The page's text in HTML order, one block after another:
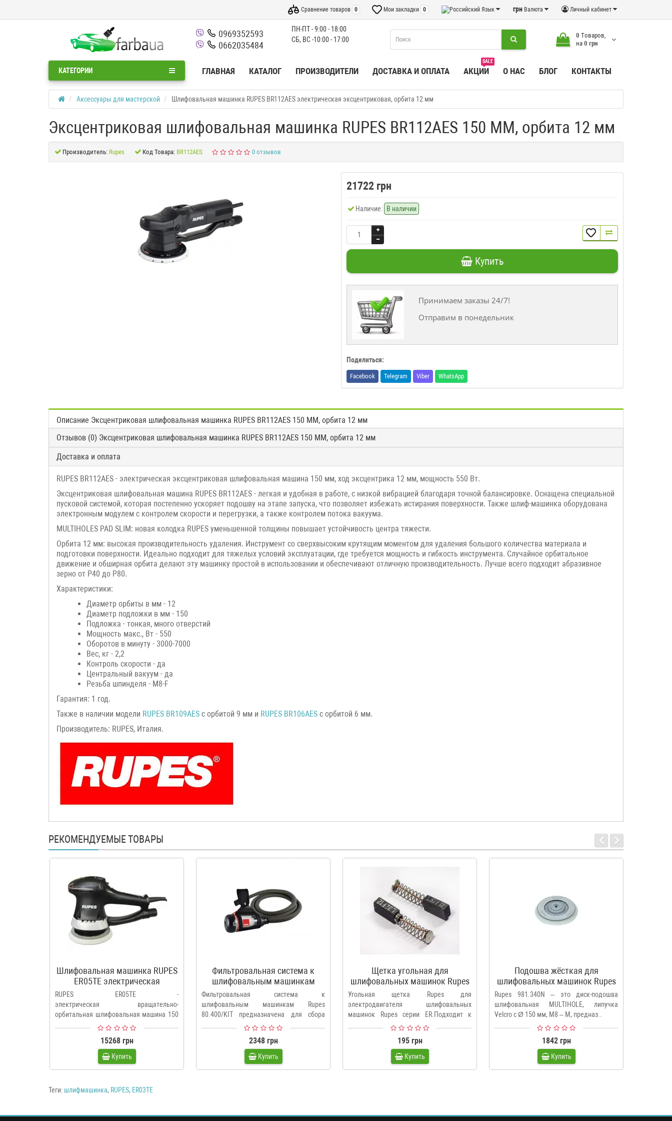
Личный кабинет
грн Валюта
Язык
Мои закладки 0
Сравнение товаров 0
0969352593
0662035484
ПН-ПТ - 9:00 - 18:00
СБ, ВС -10:00 - 17:00
0 Tоваров,
на 0 грн
КАТЕГОРИИ ГЛАВНАЯ КАТАЛОГ ПРОИЗВОДИТЕЛИ ДОСТАВКА И ОПЛАТА
SALE
АКЦИИ О НАС БЛОГ КОНТАКТЫ
Аксессуары для мастерской Шлифовальная машинка RUPES BR112AES электрическая эксцентриковая, орбита 12 мм
Эксцентриковая шлифовальная машинка RUPES BR112AES 150 ММ, орбита 12 мм
Производитель: Rupes Код Товара: BR112AES 0 отзывов
21722 грн
Наличие: В наличии
Купить
Принимаем заказы 24/7!
Отправим в понедельник
Поделиться:
Facebook Telegram Viber WhatsApp
Описание Эксцентриковая шлифовальная машинка RUPES BR112AES 150 ММ, орбита 12 мм
Отзывов (0) Эксцентриковая шлифовальная машинка RUPES BR112AES 150 ММ, орбита 12 мм
Доставка и оплата
RUPES BR112AES - электрическая эксцентриковая шлифовальная машина 150 мм, ход эксцентрика 12 мм, мощность 550 Вт.
Эксцентриковая шлифовальная машина RUPES BR112AES - легкая и удобная в работе, с низкой вибрацией благодаря точной балансировке. Оснащена специальной
пусковой системой, которая постепенно ускоряет подошву на этапе запуска, что позволяет избежать истирания поверхности. Также шлиф-машинка оборудована
электронным модулем с контролем скорости и перегрузки, а также контролем потока вакуума.
MULTIHOLES PAD SLIM: новая колодка RUPES уменьшенной толщины повышает устойчивость центра тяжести.
Орбита 12 мм: высокая производительность удаления. Инструмент со сверхвысоким крутящим моментом для удаления большого количества материала и
подготовки поверхности. Идеально подходит для тяжелых условий эксплуатации, где требуется мощность и гибкость инструмента. Случайное орбитальное
движение и обширная орбита делают эту машинку простой в использовании и обеспечивают отличную производительность. Лучше всего подходит абразивное
зерно от P40 до P80.
Характеристики:
Диаметр орбиты в мм - 12
Диаметр подложки в мм - 150
Подложка - тонкая, много отверстий
Мощность макс., Вт - 550
Оборотов в минуту - 3000-7000
Вес, кг - 2,2
Контроль скорости - да
Центральный вакуум - да
Резьба шпинделя - M8-F
Гарантия: 1 год.
Также в наличии модели RUPES BR109AES с орбитой 9 мм и RUPES BR106AES с орбитой 6 мм.
Производитель: RUPES, Италия.
РЕКОМЕНДУЕМЫЕ ТОВАРЫ
Шлифовальная машинка RUPES
ER05TE электрическая
эксцентриковая
RUPES ER05TE -
электрическая вращательно-
орбитальная шлифовальная машина 150
мм, ходом эксцентрика 5..
15268 грн
Купить
Фильтровальная система к
шлифовальным машинкам
Rupes 80.400/KIT
Фильтровальная система к
шлифовальным машинкам Rupes
80.400/KIT предназначена для сбора
пыли выбрасы..
2348 грн
Купить
Щетка угольная для
шлифовальных машинок Rupes
серии ER
Угольная щетка Rupes для
электродвигателя шлифовальных
машинок Rupes серии ER.Подходит к
шлифовальны..
195 грн
Купить
Подошва жёсткая для
шлифовальных машинок Rupes
серий RH-ER-BR(106,109,112)
Rupes 981.340N – это диск-подошва
шлифовальная MULTIHOLE, липучка
Velcro с Ø 150 мм, M8 – M, предназ..
1842 грн
Купить
Теги: шлифмашинка, RUPES, ER03TE